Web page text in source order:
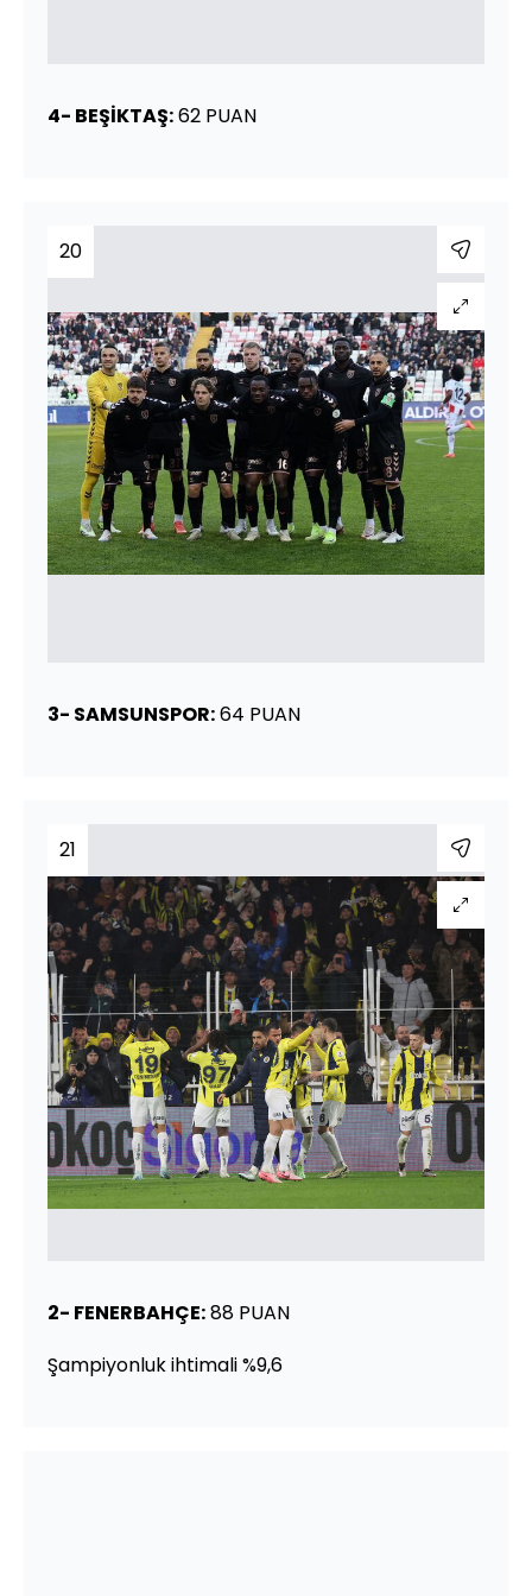
4- BEŞİKTAŞ:62 PUAN
20
3- SAMSUNSPOR:64 PUAN
21
2- FENERBAHÇE:88 PUAN
Şampiyonluk ihtimali %9,6